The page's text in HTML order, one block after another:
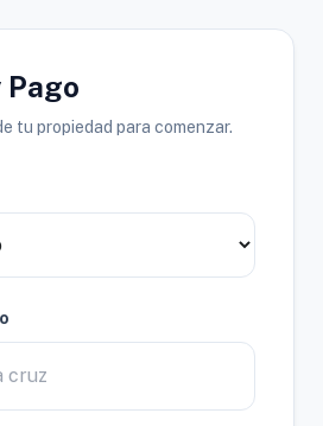
Pago
tu propiedad para comenzar.